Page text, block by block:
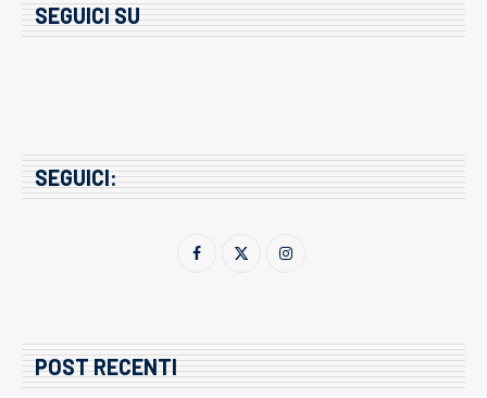
SEGUICI SU
SEGUICI:
POST RECENTI